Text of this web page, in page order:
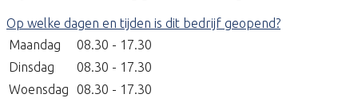
Op welke dagen en tijden is dit bedrijf geopend?
Maandag
08.30 - 17.30
Dinsdag
08.30 - 17.30
Woensdag
08.30 - 17.30